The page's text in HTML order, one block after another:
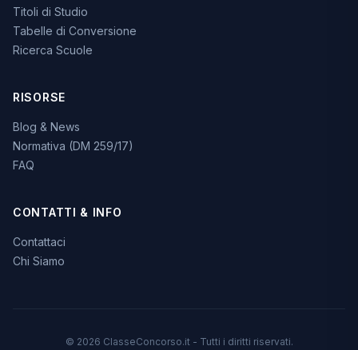
Titoli di Studio
Tabelle di Conversione
Ricerca Scuole
RISORSE
Blog & News
Normativa (DM 259/17)
FAQ
CONTATTI & INFO
Contattaci
Chi Siamo
© 2026 ClasseConcorso.it - Tutti i diritti riservati.